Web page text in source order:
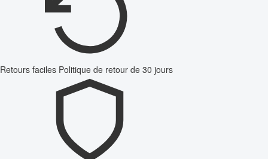
Retours faciles Politique de retour de 30 jours